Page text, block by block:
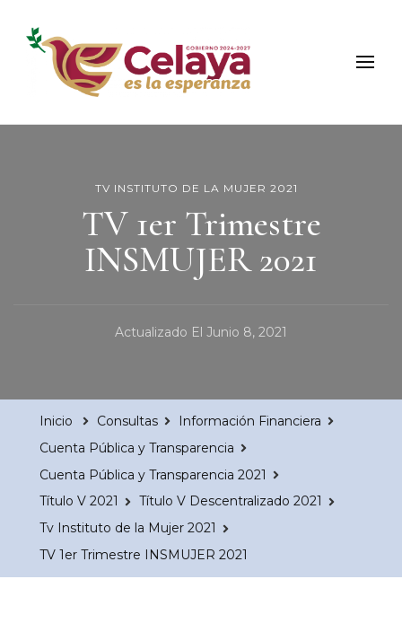
Municipio de Celaya
Portal Oficial del Municipio de Celaya
TV INSTITUTO DE LA MUJER 2021
TV 1er Trimestre
INSMUJER 2021
Actualizado El Junio 8, 2021
Inicio Consultas
Información Financiera
Cuenta Pública y Transparencia
Cuenta Pública y Transparencia 2021
Título V 2021
Título V Descentralizado 2021
Tv Instituto de la Mujer 2021
TV 1er Trimestre INSMUJER 2021